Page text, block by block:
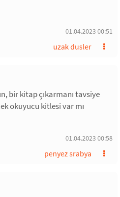
01.04.2023 00:51
uzak dusler
bir kitap çıkarmanı tavsiye
okuyucu kitlesi var mı
01.04.2023 00:58
penyez srabya